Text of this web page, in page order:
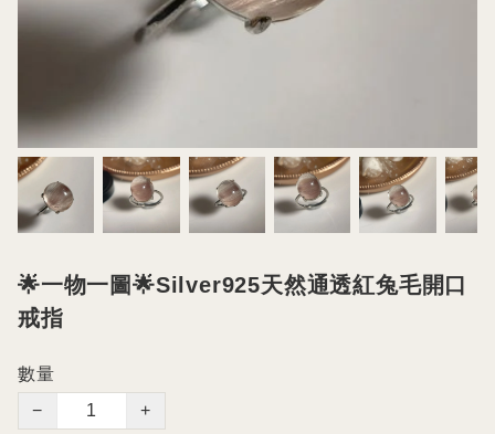
🌟一物一圖🌟Silver925天然通透紅兔毛開口
戒指
數量
−
+